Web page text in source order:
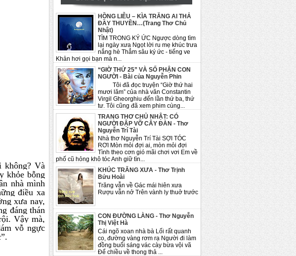
HỒNG LIỄU – KÌA TRĂNG AI THẢ
ĐẦY THUYỀN…(Trang Thơ Chủ
Nhật)
TÌM TRONG KÝ ỨC Ngược dòng tìm
lại ngày xưa Ngọt lời ru mẹ khúc trưa
nắng hè Thẳm sâu ký ức - tiếng ve
Khản hơi gọi bạn mà n...
“GIỜ THỨ 25” VÀ SỐ PHẬN CON
NGƯỜI - Bài của Nguyễn Phin
Tôi đã đọc truyện “Giờ thứ hai
mươi lăm” của nhà văn Constantin
Virgil Gheorghiu đến lần thứ ba, thứ
tư. Tôi cũng đã xem phim cùng...
TRANG THƠ CHỦ NHẬT: CÓ
NGƯỜI ĐẬP VỠ CÂY ĐÀN - Thơ
Nguyễn Trí Tài
Nhà thơ Nguyễn Trí Tài SỢI TÓC
RƠI Mòn mỏi đợi ai, mòn mỏi đợi
Tình theo cơn gió mãi chơi vơi Em về
phố cũ hỏng khô tóc Anh giữ tìn...
KHÚC TRĂNG XƯA - Thơ Trịnh
Bửu Hoài
Trăng vẫn về Gác mái hiên xưa
Rượu vẫn nở Trên vành ly thuở trước
CON ĐƯỜNG LÀNG - Thơ Nguyễn
Thị Việt Hà
Cái ngõ xoan nhà bà Lối rất quanh
co, đường vàng rơm rạ Người đi làm
đồng buổi sáng vác cày bừa vội vã
Để chiều về thong thả ...
không? Và
khỏe bỗng
nhà mình
điều xa
xưa nay,
đáng thán
Vậy mà,
vỗ ngực